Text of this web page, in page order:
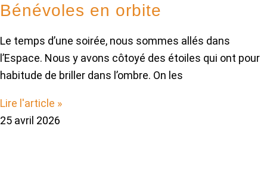
Bénévoles en orbite
Le temps d’une soirée, nous sommes allés dans
l’Espace. Nous y avons côtoyé des étoiles qui ont pour
habitude de briller dans l’ombre. On les
Lire l'article »
25 avril 2026